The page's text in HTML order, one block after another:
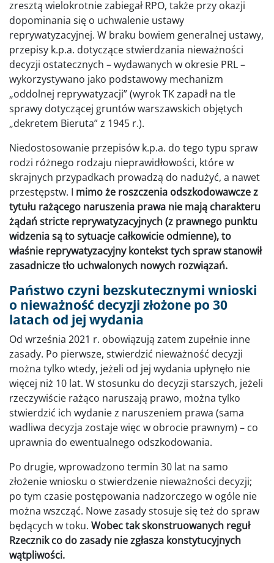
zresztą wielokrotnie zabiegał RPO, także przy okazji
dopominania się o uchwalenie ustawy
reprywatyzacyjnej. W braku bowiem generalnej ustawy,
przepisy k.p.a. dotyczące stwierdzania nieważności
decyzji ostatecznych – wydawanych w okresie PRL –
wykorzystywano jako podstawowy mechanizm
„oddolnej reprywatyzacji” (wyrok TK zapadł na tle
sprawy dotyczącej gruntów warszawskich objętych
„dekretem Bieruta” z 1945 r.).
Niedostosowanie przepisów k.p.a. do tego typu spraw
rodzi różnego rodzaju nieprawidłowości, które w
skrajnych przypadkach prowadzą do nadużyć, a nawet
przestępstw. I mimo że roszczenia odszkodowawcze z
tytułu rażącego naruszenia prawa nie mają charakteru
żądań stricte reprywatyzacyjnych (z prawnego punktu
widzenia są to sytuacje całkowicie odmienne), to
właśnie reprywatyzacyjny kontekst tych spraw stanowił
zasadnicze tło uchwalonych nowych rozwiązań.
Państwo czyni bezskutecznymi wnioski
o nieważność decyzji złożone po 30
latach od jej wydania
Od września 2021 r. obowiązują zatem zupełnie inne
zasady. Po pierwsze, stwierdzić nieważność decyzji
można tylko wtedy, jeżeli od jej wydania upłynęło nie
więcej niż 10 lat. W stosunku do decyzji starszych, jeżeli
rzeczywiście rażąco naruszają prawo, można tylko
stwierdzić ich wydanie z naruszeniem prawa (sama
wadliwa decyzja zostaje więc w obrocie prawnym) – co
uprawnia do ewentualnego odszkodowania.
Po drugie, wprowadzono termin 30 lat na samo
złożenie wniosku o stwierdzenie nieważności decyzji;
po tym czasie postępowania nadzorczego w ogóle nie
można wszcząć. Nowe zasady stosuje się też do spraw
będących w toku. Wobec tak skonstruowanych reguł
Rzecznik co do zasady nie zgłasza konstytucyjnych
wątpliwości.